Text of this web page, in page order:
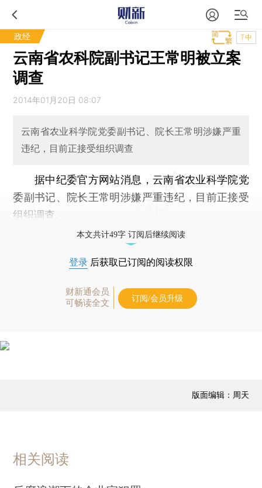
政经 T中
云南省农科院副书记王常明被立案
调查
2014年01月20日 08:07
云南省农业科学院党委副书记、院长王常明涉嫌严重
违纪，目前正接受组织调查
据中纪委官方网站消息，云南省农业科学院党
委副书记、院长王常明涉嫌严重违纪，目前正接受
组织调查。
本文共计49字 订阅后继续阅读
登录 后获取已订阅的阅读权限
财新通会员
可畅读全文
订阅/会员升级
版面编辑：周天
相关阅读